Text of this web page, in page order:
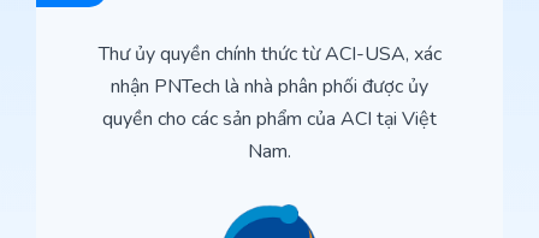
Thư ủy quyền chính thức từ ACI-USA, xác
nhận PNTech là nhà phân phối được ủy
quyền cho các sản phẩm của ACI tại Việt
Nam.